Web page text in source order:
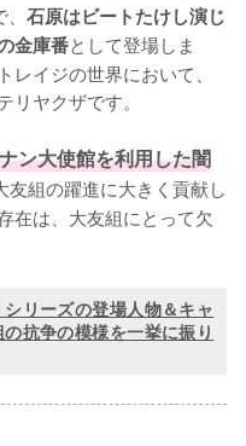
石原はビートたけし演じ
金庫番として登場しま
イジの世界において、
ヤクザです。
ン大使館を利用した闇
友組の躍進に大きく貢献し
在は、大友組にとって欠
リーズの登場人物＆キャ
抗争の模様を一挙に振り